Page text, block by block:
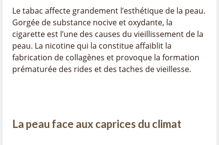
Le tabac affecte grandement l’esthétique de la peau.
Gorgée de substance nocive et oxydante, la
cigarette est l’une des causes du vieillissement de la
peau. La nicotine qui la constitue affaiblit la
fabrication de collagènes et provoque la formation
prématurée des rides et des taches de vieillesse.
La peau face aux caprices du climat